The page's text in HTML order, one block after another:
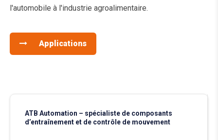
l'automobile à l'industrie agroalimentaire.
Applications
ATB Automation – spécialiste de composants
d’entraînement et de contrôle de mouvement